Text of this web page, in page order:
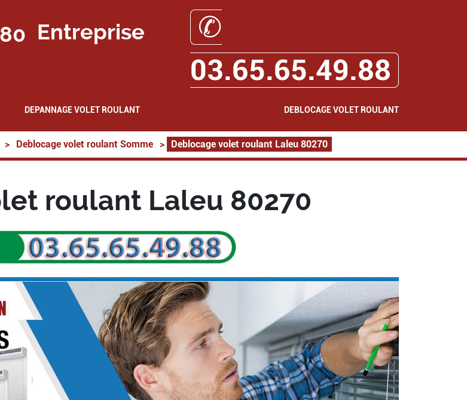
Entreprise
✆
03.65.65.49.88
DEPANNAGE VOLET ROULANT DEBLOCAGE VOLET ROULANT
> Deblocage volet roulant Somme > Deblocage volet roulant Laleu 80270
roulant Laleu 80270